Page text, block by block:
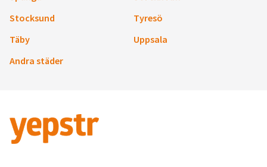
Stocksund
Tyresö
Täby
Uppsala
Andra städer